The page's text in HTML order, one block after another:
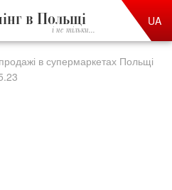
в Польщі
і не тільки...
UA
в супермаркетах Польщі